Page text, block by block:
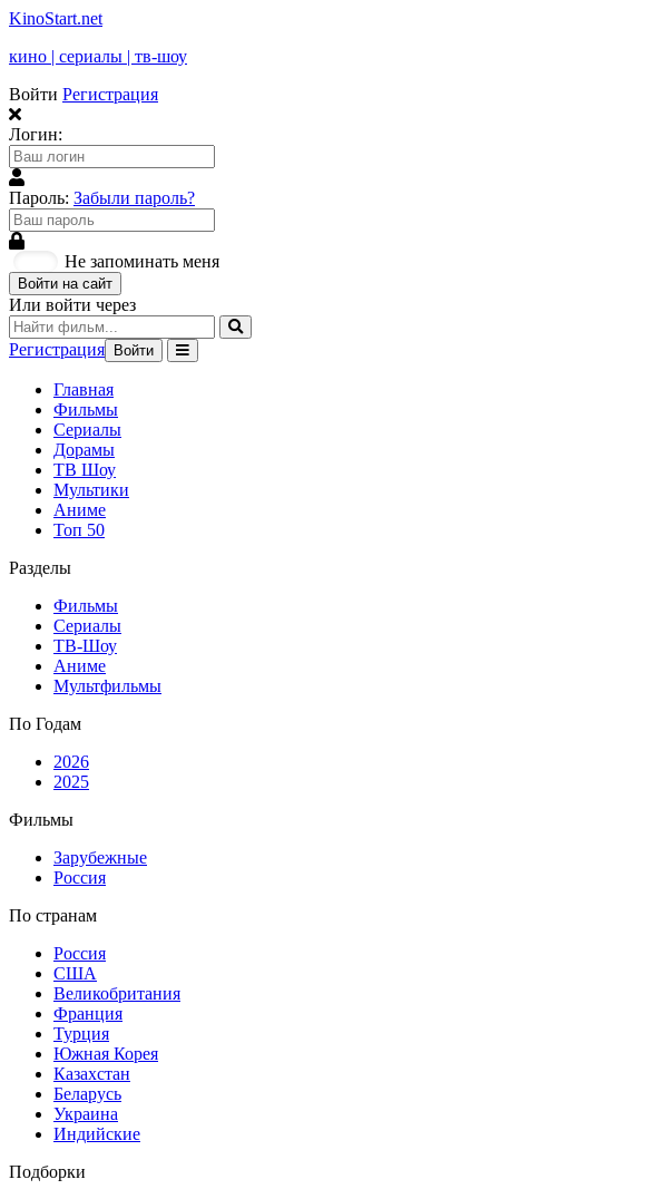
KinoStart.net
кино | сериалы | тв-шоу
Войти Регистрация
Логин:
Пароль: Забыли пароль?
Не запоминать меня
Войти на сайт
Или войти через
Регистрация Войти
Главная
Фильмы
Сериалы
Дорамы
ТВ Шоу
Мультики
Аниме
Топ 50
Разделы
Фильмы
Сериалы
ТВ-Шоу
Аниме
Мультфильмы
По Годам
2026
2025
Фильмы
Зарубежные
Россия
По странам
Россия
США
Великобритания
Франция
Турция
Южная Корея
Казахстан
Беларусь
Украина
Индийские
Подборки